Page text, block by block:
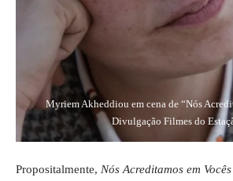
Myriem Akheddiou em cena de “Nós
Divulgação Filmes do
Propositalmente, Nós Acreditamos em Vocês